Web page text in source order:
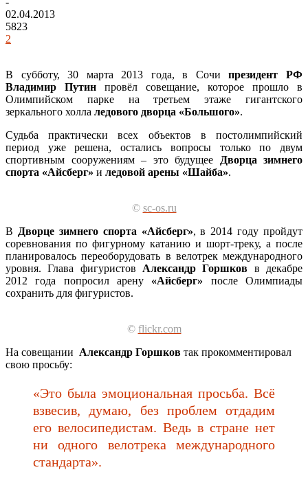
02.04.2013
5823
2
В субботу, 30 марта 2013 года, в Сочипрезидент РФ
Владимир Путин провёл совещание, которое прошло в
Олимпийском парке на третьем этаже гигантского
зеркального холла ледового дворца «Большого».
Судьба практически всех объектов в постолимпийский
период уже решена, остались вопросы только по двум
спортивным сооружениям – это будущее Дворца зимнего
спорта «Айсберг» и ледовой арены «Шайба».
© sc-os.ru
В Дворце зимнего спорта «Айсберг», в 2014 году пройдут
соревнования по фигурному катанию и шорт-треку, а после
планировалось переоборудовать в велотрек международного
уровня. Глава фигуристов Александр Горшков в декабре
2012 года попросил арену «Айсберг» после Олимпиады
сохранить для фигуристов.
© flickr.com
На совещании Александр Горшков так прокомментировал
свою просьбу:
«Это была эмоциональная просьба. Всё
взвесив, думаю, без проблем отдадим
его велосипедистам. Ведь в стране нет
ни одного велотрека международного
стандарта».